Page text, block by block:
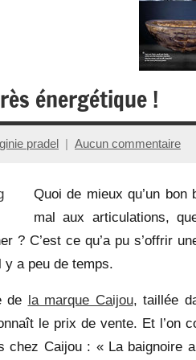
énergétique !
pradel Aucun commentaire
Quoi de mieux qu’un
mal aux articulations,
? C’est ce qu’a pu s’offrir
a peu de temps.
de la marque Caijou, taillée
le prix de vente. Et l’on
chez Caijou : « La baignoire